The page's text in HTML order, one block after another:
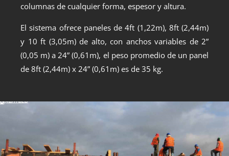
columnas de cualquier forma, espesor y altura.
El sistema ofrece paneles de 4ft (1,22m), 8ft (2,44m)
y 10 ft (3,05m) de alto, con anchos variables de 2”
(0,05 m) a 24” (0,61m), el peso promedio de un panel
de 8ft (2,44m) x 24” (0,61m) es de 35 kg.